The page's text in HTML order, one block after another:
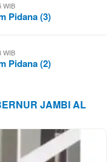
WIB
Pidana (3)
WIB
Pidana (2)
JAMBI AL